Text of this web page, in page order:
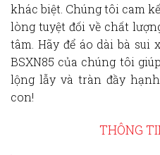
khác biệt. Chúng tôi cam
lòng tuyệt đối về chất
tâm. Hãy để áo dài bà sui
BSXN85 của chúng tôi
lộng lẫy và tràn đầy
con!
THÔNG